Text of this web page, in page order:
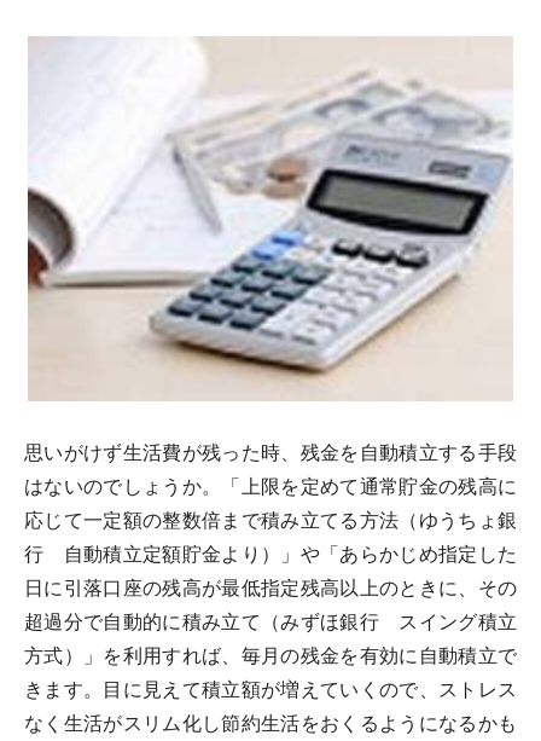
思いがけず生活費が残った時、残金を自動積立する手段
はないのでしょうか。「上限を定めて通常貯金の残高に
応じて一定額の整数倍まで積み立てる方法（ゆうちょ銀
行 自動積立定額貯金より）」や「あらかじめ指定した
日に引落口座の残高が最低指定残高以上のときに、その
超過分で自動的に積み立て（みずほ銀行 スイング積立
方式）」を利用すれば、毎月の残金を有効に自動積立で
きます。目に見えて積立額が増えていくので、ストレス
なく生活がスリム化し節約生活をおくるようになるかも